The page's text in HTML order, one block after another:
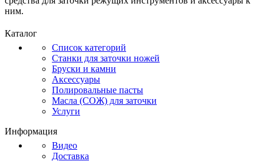
ним.
Каталог
Список категорий
Станки для заточки ножей
Бруски и камни
Аксессуары
Полировальные пасты
Масла (СОЖ) для заточки
Услуги
Информация
Видео
Доставка